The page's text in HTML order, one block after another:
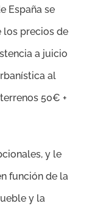
España se
los precios de
a juicio
al
50€ +
y le
función de la
y la